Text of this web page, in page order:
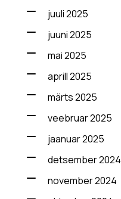
juuli 2025
juuni 2025
mai 2025
aprill 2025
märts 2025
veebruar 2025
jaanuar 2025
detsember 2024
november 2024